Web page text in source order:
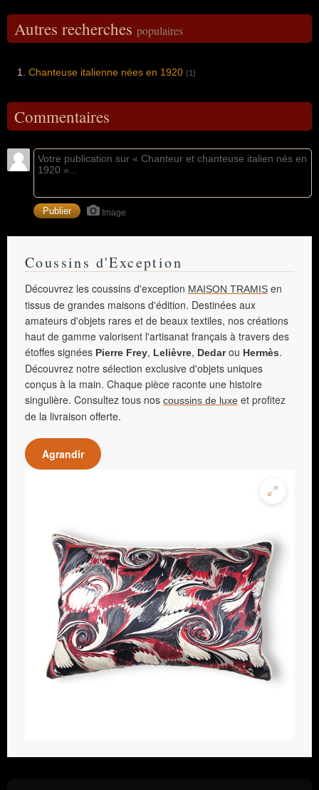
Autres recherches populaires
Chanteuse italienne nées en 1920 (1)
Commentaires
Image
Coussins d'Exception
Découvrez les coussins d'exception MAISON TRAMIS en
tissus de grandes maisons d'édition. Destinées aux
amateurs d'objets rares et de beaux textiles, nos créations
haut de gamme valorisent l'artisanat français à travers des
étoffes signées Pierre Frey, Lelièvre, Dedarou Hermès.
Découvrez notre sélection exclusive d'objets uniques
conçus à la main. Chaque pièce raconte une histoire
singulière. Consultez tous nos coussins de luxe et profitez
de la livraison offerte.
Agrandir